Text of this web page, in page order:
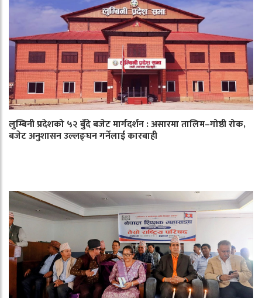
लुम्बिनी प्रदेशको ५२ बुँदे बजेट मार्गदर्शन : असारमा तालिम–गोष्ठी रोक,
बजेट अनुशासन उल्लङ्घन गर्नेलाई कारबाही